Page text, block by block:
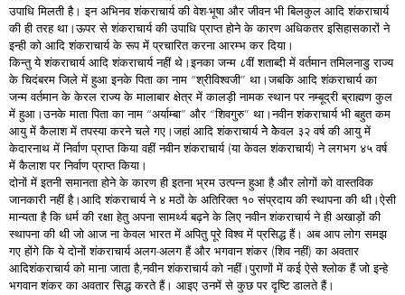
उपाधि मिलती है। इन अभिनव शंकराचार्य की वेश-भूषा और जीवन भी बिलकुल आदि शंकराचार्य
की ही तरह था।ऊपर से शंकराचार्य की उपाधि प्राप्त होने के कारण अधिकतर इसिहासकारों ने
इन्ही को आदि शंकराचार्य के रूप में प्रचारित करना आरम्भ कर दिया।
किन्तु ये शंकराचार्य आदि शंकराचार्य नहीं थे।इनका जन्म ८वीं शताब्दी में वर्तमान तमिलनाडु राज्य
के चिदंबरम जिले में हुआ इनके पिता का नाम “श्रीविश्वजी” था।जबकि आदि शंकराचार्य का
जन्म वर्तमान के केरल राज्य के मालाबार क्षेत्र में कालड़ी नामक स्थान पर नम्बूद्री ब्राह्मण कुल
में हुआ।उनके माता पिता का नाम “अर्याम्बा” और “शिवगुरु” था।नवीन शंकराचार्य भी बहुत कम
आयु में कैलाश में तपस्या करने चले गए।जहां आदि शंकराचार्य नेे केेवल ३२ वर्ष की आयु में
केदारनाथ में निर्वाण प्राप्त किया वहीं नवीन शंकराचार्य (या केवल शंकराचार्य) ने लगभग ४५ वर्ष
में कैलाश पर निर्वाण प्राप्त किया।
दोनों में इतनी समानता होने के कारण ही इतना भ्रम उत्पन्न हुआ है और लोगों को वास्तविक
जानकारी नहीं है।आदि शंकराचार्य ने ४ मठों के अतिरिक्त १० संप्रदाय की स्थापना की थी।ऐसी
मान्यता है कि धर्म की रक्षा हेतु अपना सामर्थ्य बढ़ने के लिए नवीन शंकराचार्य ने ही अखाड़ों की
स्थापना की थी जो आज ना केवल भारत में अपितु पूरे विश्व में प्रसिद्ध हैं। अब आप लोग समझ
गए होंगे कि ये दोनों शंकराचार्य अलग-अलग हैं और भगवान शंकर (शिव नहीं) का अवतार
आदिशंकराचार्य को माना जाता है,नवीन शंकराचार्य को नहीं।पुराणों में कई ऐसे श्लोक हैं जो इन्हे
भगवान शंकर का अवतार सिद्ध करते हैं। आइए उनमें से कुछ पर दृष्टि डालते हैं।